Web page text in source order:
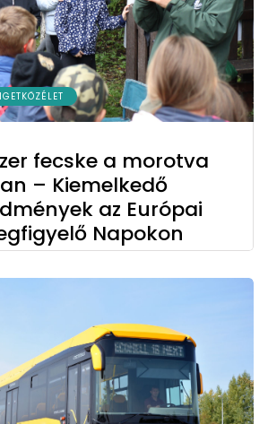
fecske a morotva
– Kiemelkedő
az Európai
Napokon